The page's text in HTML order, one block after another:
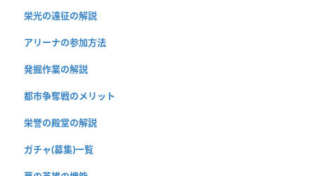
栄光の遠征の解説
アリーナの参加方法
発掘作業の解説
都市争奪戦のメリット
栄誉の殿堂の解説
ガチャ(募集)一覧